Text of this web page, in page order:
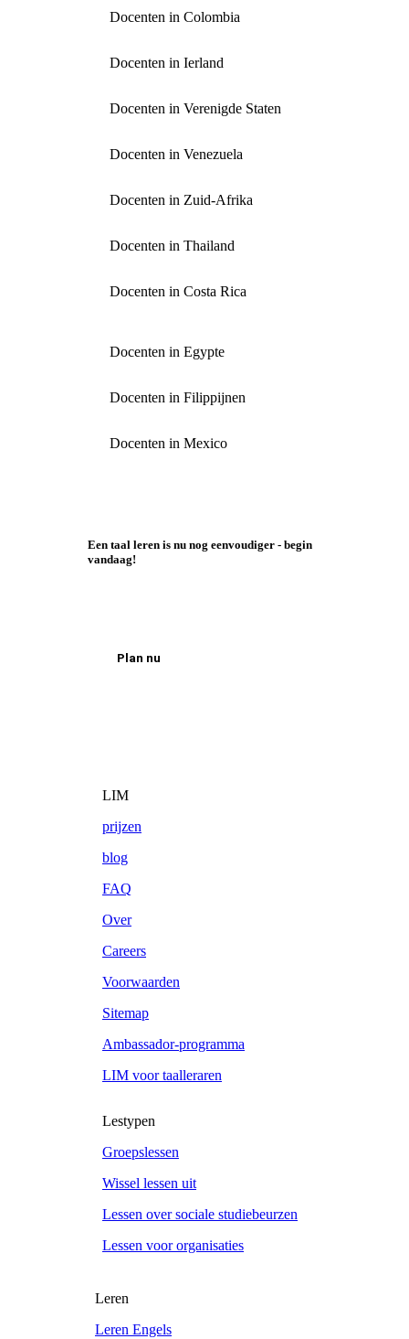
Docenten in Colombia
Docenten in Ierland
Docenten in Verenigde Staten
Docenten in Venezuela
Docenten in Zuid-Afrika
Docenten in Thailand
Docenten in Costa Rica
Docenten in Egypte
Docenten in Filippijnen
Docenten in Mexico
Een taal leren is nu nog eenvoudiger - begin
vandaag!
Plan nu
LIM
prijzen
blog
FAQ
Over
Careers
Voorwaarden
Sitemap
Ambassador-programma
LIM voor taalleraren
Lestypen
Groepslessen
Wissel lessen uit
Lessen over sociale studiebeurzen
Lessen voor organisaties
Leren
Leren Engels